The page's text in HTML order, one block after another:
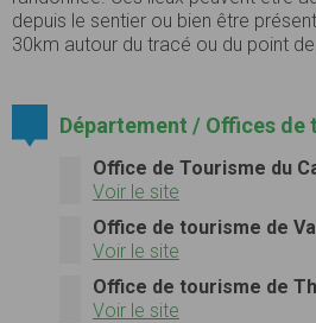
depuis le sentier ou bien être
30km autour du tracé ou du point
Département / Offices de
Office de Tourisme du
Voir le site
Office de tourisme de
Voir le site
Office de tourisme de
Voir le site